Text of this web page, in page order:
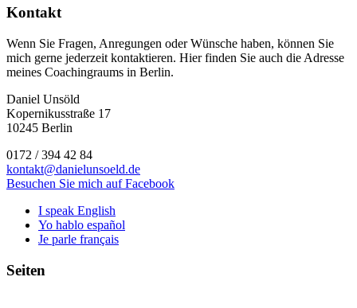
Kontakt
Wenn Sie Fragen, Anregungen oder Wünsche haben, können Sie
mich gerne jederzeit kontaktieren. Hier finden Sie auch die Adresse
meines Coachingraums in Berlin.
Daniel Unsöld
Kopernikusstraße 17
10245 Berlin
0172 / 394 42 84
kontakt@danielunsoeld.de
Besuchen Sie mich auf Facebook
I speak English
Yo hablo español
Je parle français
Seiten